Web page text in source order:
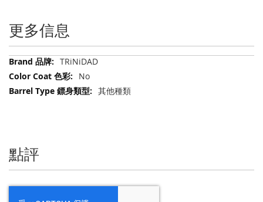
更多信息
更
多
息
TRiNiDAD
No
其他種類
點評